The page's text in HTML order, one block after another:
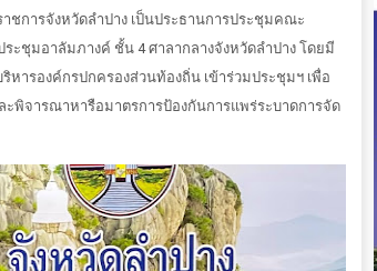
ชการจังหวัดลำปาง เป็นประธานการประชุมคณะ
ะชุมอาลัมภางค์ ชั้น 4 ศาลากลางจังหวัดลำปาง โดยมี
ารองค์กรปกครองส่วนท้องถิ่น เข้าร่วมประชุมฯ เพื่อ
พิจารณาหารือมาตรการป้องกันการแพร่ระบาดการจัด